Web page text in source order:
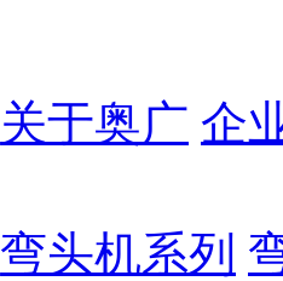
关于奥广 企
弯头机系列